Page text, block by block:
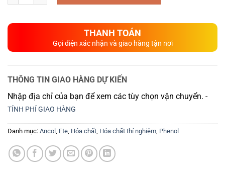
THANH TOÁN
Gọi điện xác nhận và giao hàng tận nơi
THÔNG TIN GIAO HÀNG DỰ KIẾN
Nhập địa chỉ của bạn để xem các tùy chọn vận chuyển. -
TÍNH PHÍ GIAO HÀNG
Danh mục: Ancol Ete Hóa chất Hóa chất thí nghiệm Phenol